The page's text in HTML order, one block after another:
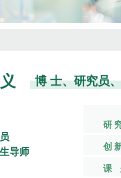
博 士、研究员
导师
研
创
课